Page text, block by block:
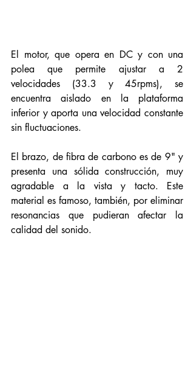
El motor, que opera en DC y con una
polea que permite ajustar a 2
velocidades (33.3 y 45rpms), se
encuentra aislado en la plataforma
inferior y aporta una velocidad constante
sin fluctuaciones.
El brazo, de fibra de carbono es de 9" y
presenta una sólida construcción, muy
agradable a la vista y tacto. Este
material es famoso, también, por eliminar
resonancias que pudieran afectar la
calidad del sonido.